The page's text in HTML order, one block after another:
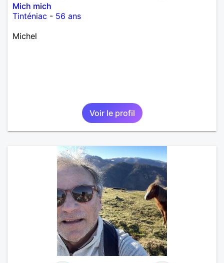
Mich mich
Tinténiac - 56 ans
Michel
Voir le profil